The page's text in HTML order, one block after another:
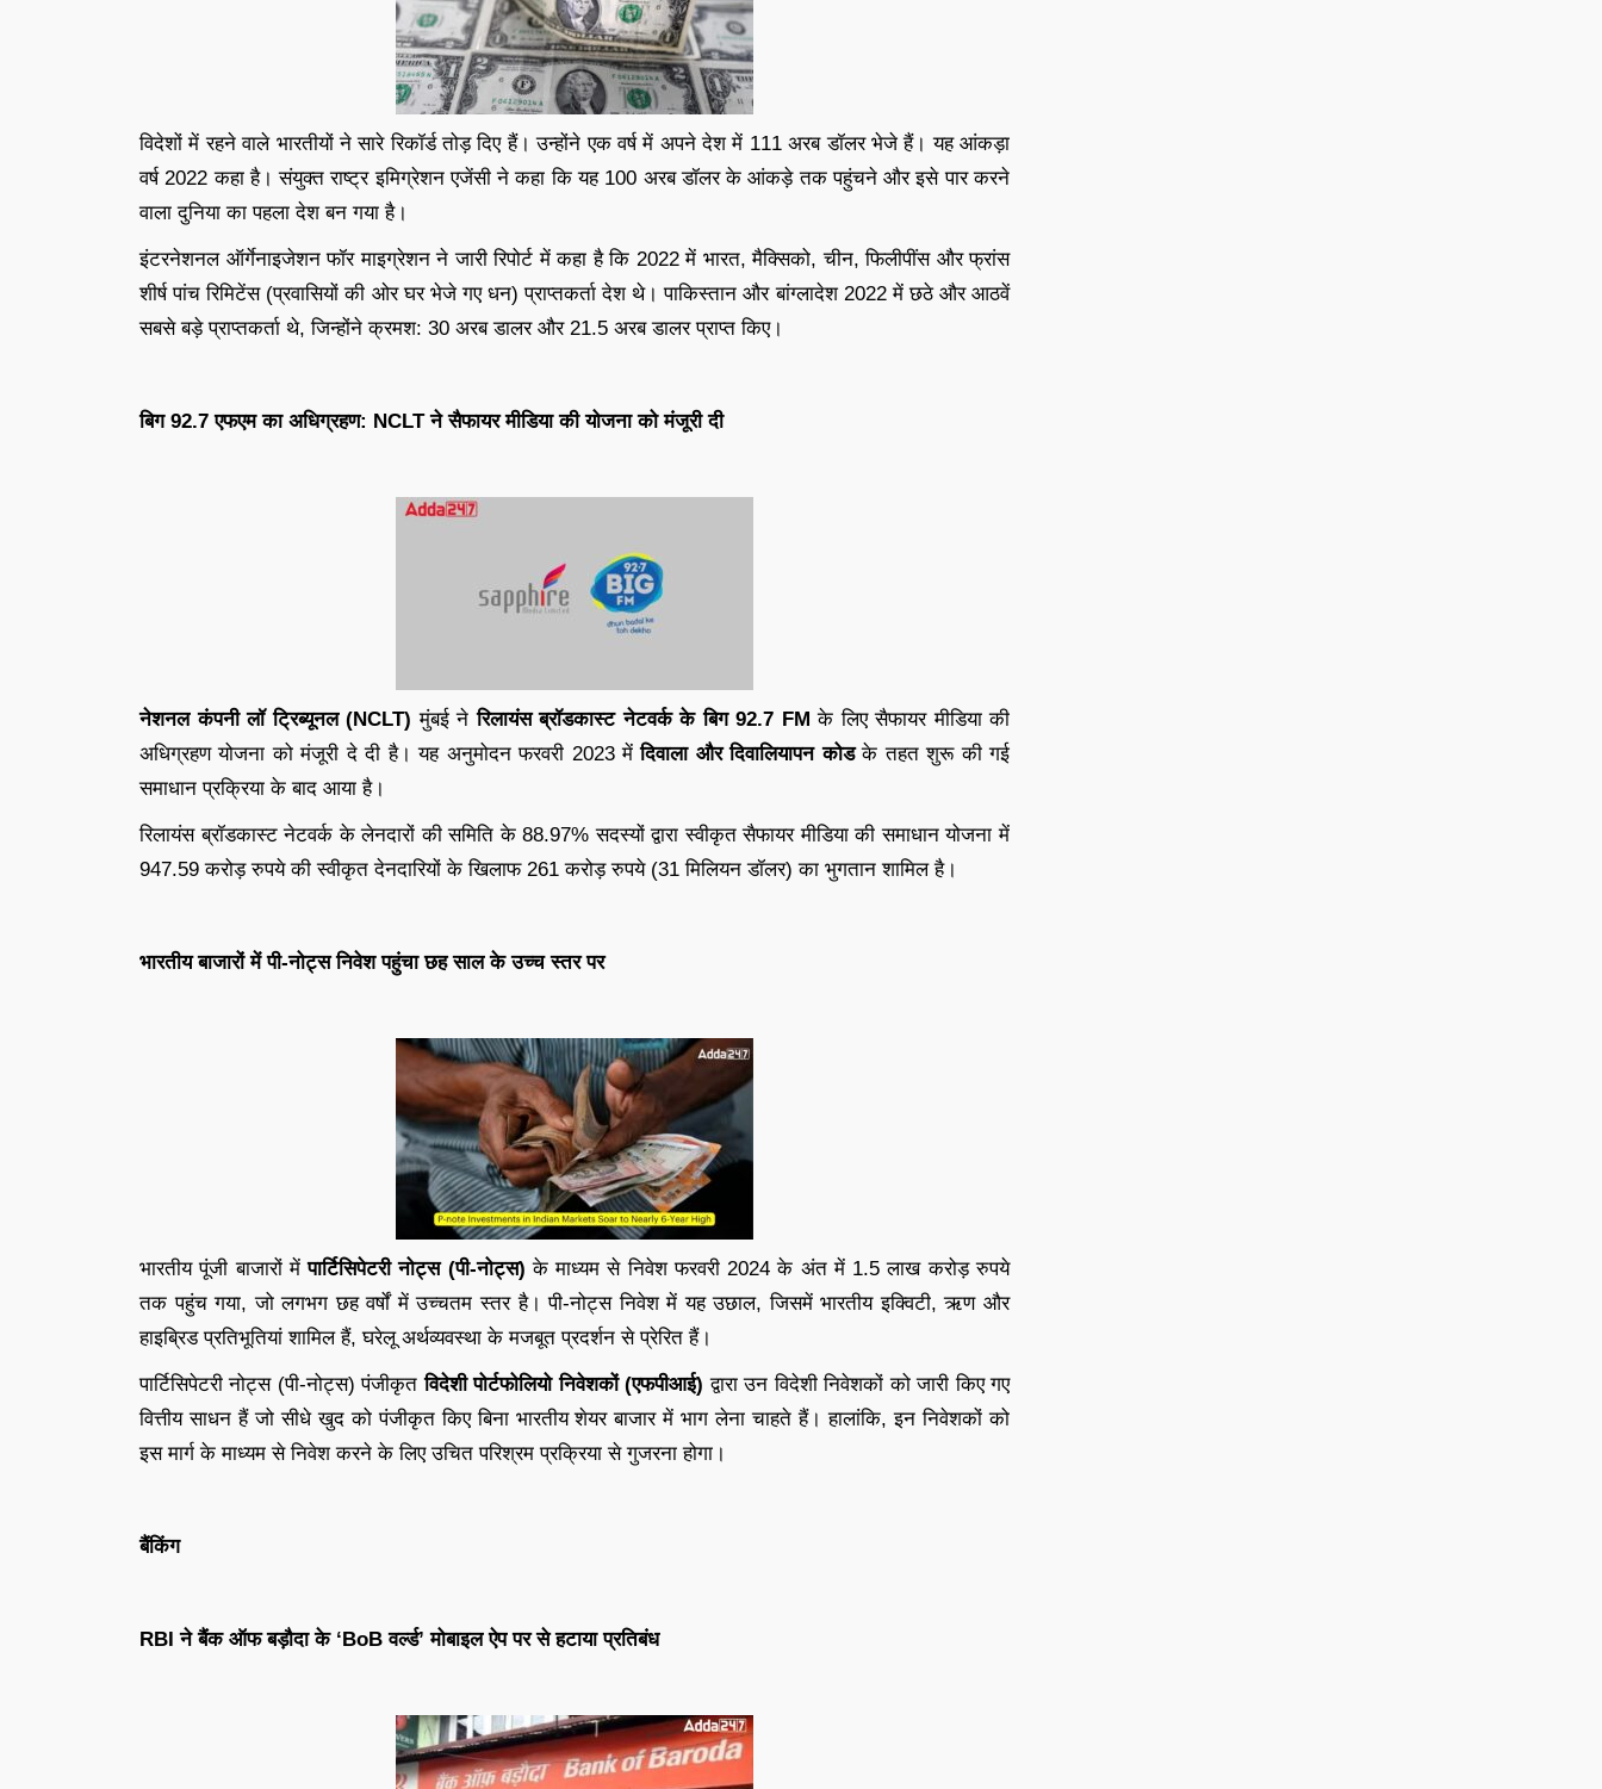
विदेशों में रहने वाले भारतीयों ने सारे रिकॉर्ड तोड़ दिए हैं। उन्होंने एक वर्ष में अपने देश में 111 अरब डॉलर भेजे हैं। यह आंकड़ा
वर्ष 2022 कहा है। संयुक्त राष्ट्र इमिग्रेशन एजेंसी ने कहा कि यह 100 अरब डॉलर के आंकड़े तक पहुंचने और इसे पार करने
वाला दुनिया का पहला देश बन गया है।
इंटरनेशनल ऑर्गेनाइजेशन फॉर माइग्रेशन ने जारी रिपोर्ट में कहा है कि 2022 में भारत, मैक्सिको, चीन, फिलीपींस और फ्रांस
शीर्ष पांच रिमिटेंस (प्रवासियों की ओर घर भेजे गए धन) प्राप्तकर्ता देश थे। पाकिस्तान और बांग्लादेश 2022 में छठे और आठवें
सबसे बड़े प्राप्तकर्ता थे, जिन्होंने क्रमश: 30 अरब डालर और 21.5 अरब डालर प्राप्त किए।
बिग 92.7 एफएम का अधिग्रहण: NCLT ने सैफायर मीडिया की योजना को मंजूरी दी
नेशनल कंपनी लॉ ट्रिब्यूनल (NCLT) मुंबई नेरिलायंस ब्रॉडकास्ट नेटवर्क के बिग 92.7 FM के लिए सैफायर मीडिया की
अधिग्रहण योजना को मंजूरी दे दी है। यह अनुमोदन फरवरी 2023 मेंदिवाला और दिवालियापन कोडके तहत शुरू की गई
समाधान प्रक्रिया के बाद आया है।
रिलायंस ब्रॉडकास्ट नेटवर्क के लेनदारों की समिति के 88.97% सदस्यों द्वारा स्वीकृत सैफायर मीडिया की समाधान योजना में
947.59 करोड़ रुपये की स्वीकृत देनदारियों के खिलाफ 261 करोड़ रुपये (31 मिलियन डॉलर) का भुगतान शामिल है।
भारतीय बाजारों में पी-नोट्स निवेश पहुंचा छह साल के उच्च स्तर पर
भारतीय पूंजी बाजारों मेंपार्टिसिपेटरी नोट्स (पी-नोट्स) के माध्यम से निवेश फरवरी 2024 के अंत में 1.5 लाख करोड़ रुपये
तक पहुंच गया, जो लगभग छह वर्षों में उच्चतम स्तर है। पी-नोट्स निवेश में यह उछाल, जिसमें भारतीय इक्विटी, ऋण और
हाइब्रिड प्रतिभूतियां शामिल हैं, घरेलू अर्थव्यवस्था के मजबूत प्रदर्शन से प्रेरित हैं।
पार्टिसिपेटरी नोट्स (पी-नोट्स) पंजीकृतविदेशी पोर्टफोलियो निवेशकों (एफपीआई) द्वारा उन विदेशी निवेशकों को जारी किए गए
वित्तीय साधन हैं जो सीधे खुद को पंजीकृत किए बिना भारतीय शेयर बाजार में भाग लेना चाहते हैं। हालांकि, इन निवेशकों को
इस मार्ग के माध्यम से निवेश करने के लिए उचित परिश्रम प्रक्रिया से गुजरना होगा।
बैंकिंग
RBI ने बैंक ऑफ बड़ौदा के ‘BoB वर्ल्ड’ मोबाइल ऐप पर से हटाया प्रतिबंध